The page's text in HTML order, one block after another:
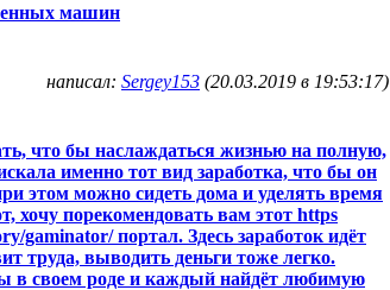
машин
написал: Sergey153 (20.03.2019 в 19:53:17)
что бы наслаждаться жизнью на полную,
именно тот вид заработка, что бы он
этом можно сидеть дома и уделять время
хочу порекомендовать вам этот https
gaminator/ портал. Здесь заработок идёт
труда, выводить деньги тоже легко.
в своем роде и каждый найдёт любимую